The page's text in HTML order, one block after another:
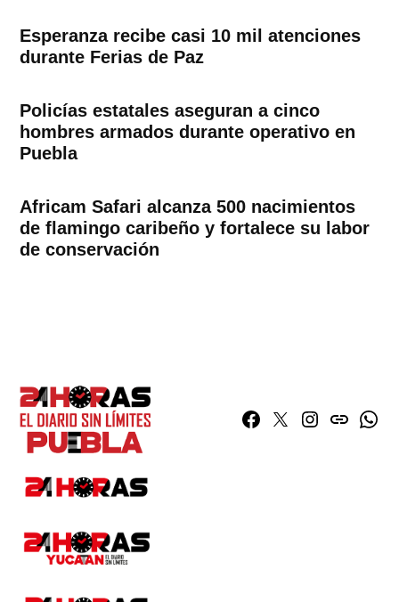
Esperanza recibe casi 10 mil atenciones
durante Ferias de Paz
Policías estatales aseguran a cinco
hombres armados durante operativo en
Puebla
Africam Safari alcanza 500 nacimientos
de flamingo caribeño y fortalece su labor
de conservación
Facebook
TwitterInstagram
issuu